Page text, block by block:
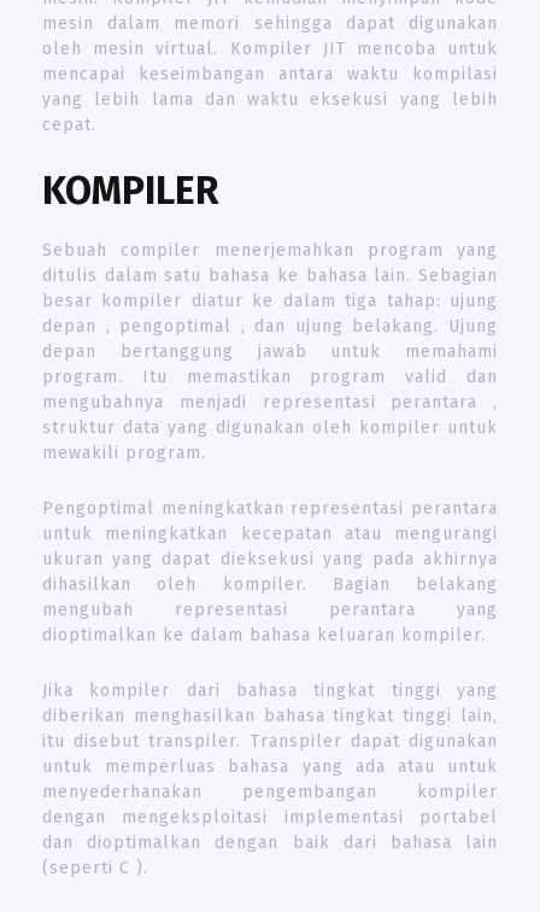
mesin dalam memori sehingga dapat digunakan
oleh mesin virtual. Kompiler JIT mencoba untuk
mencapai keseimbangan antara waktu kompilasi
yang lebih lama dan waktu eksekusi yang lebih
cepat.
KOMPILER
Sebuah compiler menerjemahkan program yang
ditulis dalam satu bahasa ke bahasa lain. Sebagian
besar kompiler diatur ke dalam tiga tahap: ujung
depan , pengoptimal , dan ujung belakang. Ujung
depan bertanggung jawab untuk memahami
program. Itu memastikan program valid dan
mengubahnya menjadi representasi perantara ,
struktur data yang digunakan oleh kompiler untuk
mewakili program.
Pengoptimal meningkatkan representasi perantara
untuk meningkatkan kecepatan atau mengurangi
ukuran yang dapat dieksekusi yang pada akhirnya
dihasilkan oleh kompiler. Bagian belakang
mengubah representasi perantara yang
dioptimalkan ke dalam bahasa keluaran kompiler.
Jika kompiler dari bahasa tingkat tinggi yang
diberikan menghasilkan bahasa tingkat tinggi lain,
itu disebut transpiler. Transpiler dapat digunakan
untuk memperluas bahasa yang ada atau untuk
menyederhanakan pengembangan kompiler
dengan mengeksploitasi implementasi portabel
dan dioptimalkan dengan baik dari bahasa lain
(seperti C ).